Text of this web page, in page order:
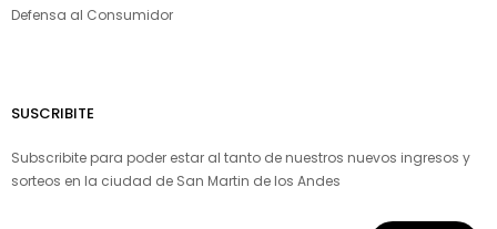
Defensa al Consumidor
SUSCRIBITE
Subscribite para poder estar al tanto de nuestros nuevos ingresos y
sorteos en la ciudad de San Martin de los Andes